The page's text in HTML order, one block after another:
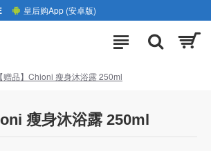
皇后购App (安卓版)
【赠品】Chioni 瘦身沐浴露 250ml
瘦身沐浴露 250ml